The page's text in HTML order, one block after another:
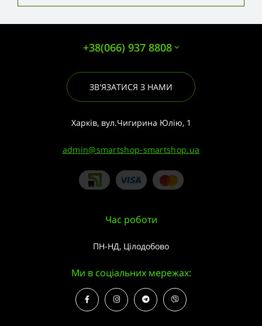
+38(066) 937 8808
ЗВ'ЯЗАТИСЯ З НАМИ
Харків, вул.Чигирина Юлію, 1
admin@smartshop-smartshop.ua
Час роботи
ПН-НД, Цілодобово
Ми в соціальних мережах: